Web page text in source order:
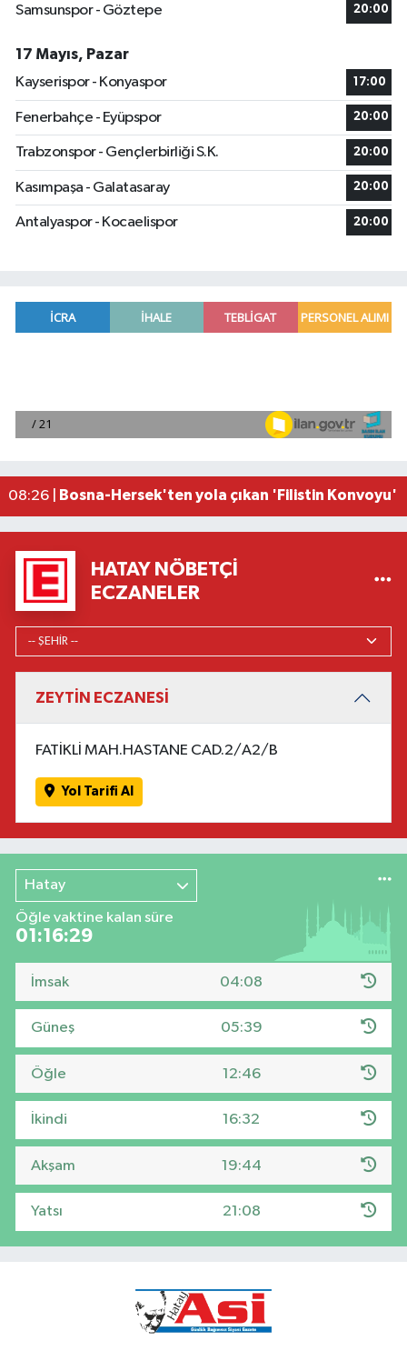
Samsunspor - Göztepe 20:00
17 Mayıs, Pazar
Kayserispor - Konyaspor
17:00
Fenerbahçe - Eyüpspor 20:00
Trabzonspor - Gençlerbirliği S.K. 20:00
Kasımpaşa - Galatasaray 20:00
Antalyaspor - Kocaelispor 20:00
11:05 |
Kumluca'da düzenlenen 30 Ağustos Zafer
08:26 |
Bosna-Hersek'ten yola çıkan 'Filistin Konvoyu'
HATAY NÖBETÇI
ECZANELER
ZEYTİN ECZANESİ
FATİKLİ MAH.HASTANE CAD.2/A2/B
Yol Tarifi Al
Hatay
Öğle vaktine kalan süre
01:16:29
İmsak 04:08
Güneş 05:39
Öğle 12:46
İkindi 16:32
Akşam 19:44
Yatsı 21:08